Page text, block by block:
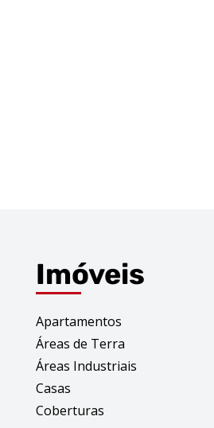
Imóveis
Apartamentos
Áreas de Terra
Áreas Industriais
Casas
Coberturas